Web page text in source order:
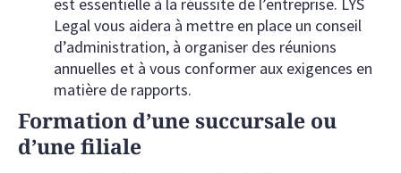
est essentielle à la réussite de l’entreprise. LYS
Legal vous aidera à mettre en place un conseil
d’administration, à organiser des réunions
annuelles et à vous conformer aux exigences en
matière de rapports.
Formation d’une succursale ou
d’une filiale